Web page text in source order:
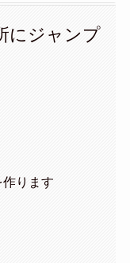
にジャンプ
ります